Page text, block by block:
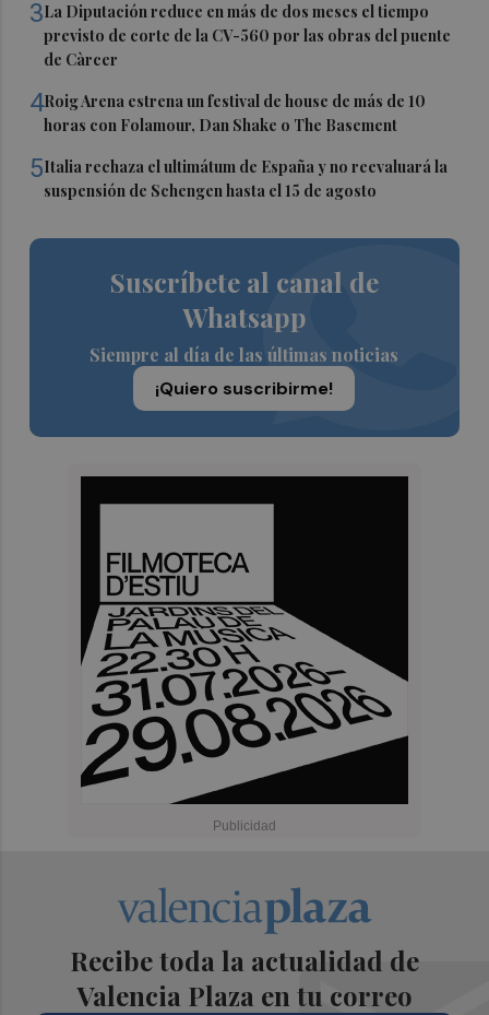
3La Diputación reduce en más de dos meses el tiempo
previsto de corte de la CV-560 por las obras del puente
de Càrcer
4Roig Arena estrena un festival de house de más de 10
horas con Folamour, Dan Shake o The Basement
5Italia rechaza el ultimátum de España y no reevaluará la
suspensión de Schengen hasta el 15 de agosto
Suscríbete al canal de
Whatsapp
Siempre al día de las últimas noticias
¡Quiero suscribirme!
Recibe toda la actualidad de
Valencia Plaza en tu correo